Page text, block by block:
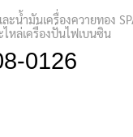
ะน้ำมันเครื่องควายทอง
ไหล่เครื่องปั่นไฟเบนซิน
0126